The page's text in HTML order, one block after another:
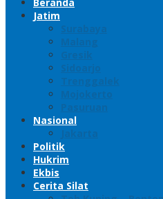
Jatim
Surabaya
Malang
Gresik
Sidoarjo
Trenggalek
Mojokerto
Pasuruan
Nasional
Jakarta
Politik
Hukrim
Ekbis
Cerita Silat